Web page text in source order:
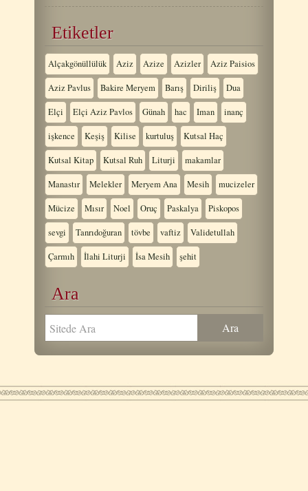
Etiketler
Alçakgönüllülük Aziz Azize Azizler Aziz Paisios
Aziz Pavlus Bakire Meryem Barış Diriliş Dua
Elçi Elçi Aziz Pavlos Günah hac Iman inanç
işkence Keşiş Kilise kurtuluş Kutsal Haç
Kutsal Kitap Kutsal Ruh Liturji makamlar
Manastır Melekler Meryem Ana Mesih mucizeler
Mücize Mısır Noel Oruç Paskalya Piskopos
sevgi Tanrıdoğuran tövbe vaftiz Validetullah
Çarmıh İlahi Liturji İsa Mesih şehit
Ara